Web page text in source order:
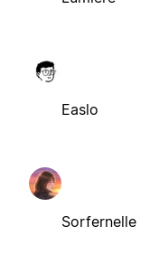
Easlo
Sorfernelle